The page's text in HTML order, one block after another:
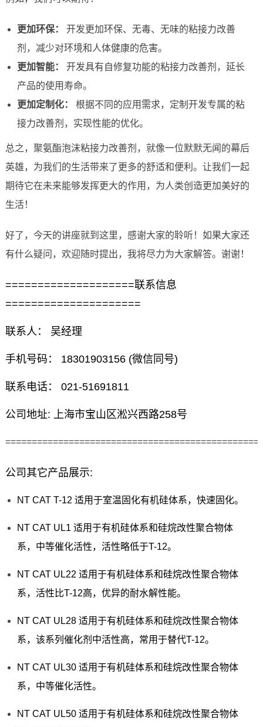
更加环保：
开发更加环保、无毒、无味的粘接力改善
剂，减少对环境和人体健康的危害。
更加智能：
开发具有自修复功能的粘接力改善剂，延长
产品的使用寿命。
更加定制化：
根据不同的应用需求，定制开发专属的粘
接力改善剂，实现性能的优化。
总之，聚氨酯泡沫粘接力改善剂，就像一位默默无闻的幕后
英雄，为我们的生活带来了更多的舒适和便利。让我们一起
期待它在未来能够发挥更大的作用，为人类创造更加美好的
生活！
好了，今天的讲座就到这里，感谢大家的聆听！如果大家还
有什么疑问，欢迎随时提出，我将尽力为大家解答。谢谢！
====================联系信息
=====================
联系人： 吴经理
手机号码： 18301903156 (微信同号)
联系电话： 021-51691811
公司地址: 上海市宝山区淞兴西路258号
公司其它产品展示:
NT CAT T-12 适用于室温固化有机硅体系，快速固化。
NT CAT UL1 适用于有机硅体系和硅烷改性聚合物体
系，中等催化活性，活性略低于T-12。
NT CAT UL22 适用于有机硅体系和硅烷改性聚合物体
系，活性比T-12高，优异的耐水解性能。
NT CAT UL28 适用于有机硅体系和硅烷改性聚合物体
系，该系列催化剂中活性高，常用于替代T-12。
NT CAT UL30 适用于有机硅体系和硅烷改性聚合物体
系，中等催化活性。
NT CAT UL50 适用于有机硅体系和硅烷改性聚合物体